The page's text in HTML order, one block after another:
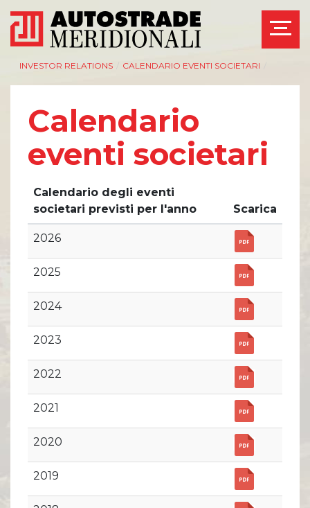
Bilanci e relazioni
intermedie
Azionisti
Modello Organizzativo
Linee Guida del
Gruppo ASPI
INVESTOR RELATIONS
Calendario eventi
societari
Eventi e
documentazione
Bilanci e relazioni
Assemblee
Comunicati Stampa
Organi Sociali
ETHICS OFFICE
INVESTOR RELATIONS CALENDARIO EVENTI SOCIETARI
Calendario
eventi societari
Calendario degli eventi
societari previsti per l'anno
Scarica
2026
2025
2024
2023
2022
2021
2020
2019